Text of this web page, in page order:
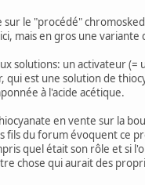
sur le "procédé"
mais en gros une variante
solutions: un activateur (=
qui est une solution de
à l'acide acétique.
en vente sur la
fils du forum évoquent ce
quel était son rôle et si
chose qui aurait des